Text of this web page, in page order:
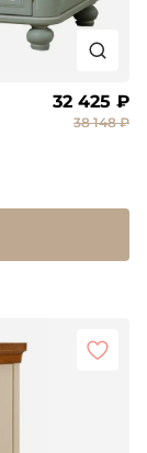
32 425 ₽
38 148 ₽